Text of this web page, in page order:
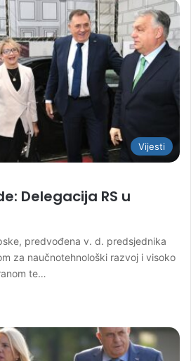
Vijesti
Delegacija RS u
predvođena v. d. predsjednika
za naučnotehnološki razvoj i visoko
te…